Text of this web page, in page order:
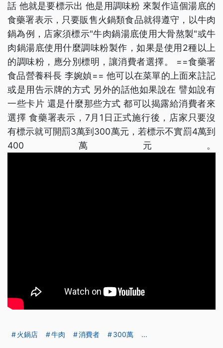
話 他就是要標示出 他是用調味粉 來製作這個湯底的
食藥署表示，只要販售火鍋類食品就得遵守，以牛肉
鍋為例，店家須標示"牛肉鍋湯底使用大骨熬製"或牛
肉鍋湯底使用什麼調味粉製作，如果是使用2種以上
的調味粉，應分別標明，讓消費者選擇。 ==食藥署
食品營養科長 李婉媜== 他可以在菜單的上面來註記
或是用告示牌的方式 另外的話他如果說在 譬如說有
一些卡片 還是什麼那些方式 都可以揭露給消費者來
選擇 食藥署表示，7月1日正式施行後，店家只要沒
有標示就可開罰3萬到300萬元，若標示不實罰4萬到
400萬元。
火鍋店 牛肉 消費者 300萬 ...